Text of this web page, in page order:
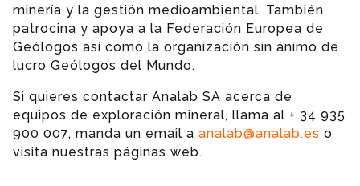
minería y la gestión medioambiental. También
patrocina y apoya a la Federación Europea de
Geólogos así como la organización sin ánimo de
lucro Geólogos del Mundo.
Si quieres contactar Analab SA acerca de
equipos de exploración mineral, llama al + 34 935
900 007, manda un email a analab@analab.es o
visita nuestras páginas web.